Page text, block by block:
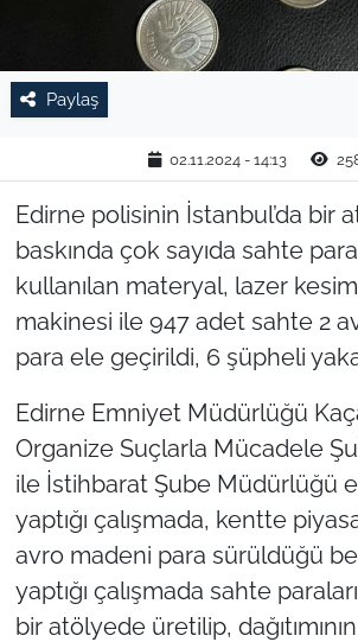
Paylaş
02.11.2024 - 14:13
Edirne polisinin İstanbul’da bir
baskında çok sayıda sahte para
kullanılan materyal, lazer
makinesi ile 947 adet sahte 2
para ele geçirildi, 6 şüpheli
Edirne Emniyet Müdürlüğü
Organize Suçlarla Mücadele
ile İstihbarat Şube Müdürlüğü
yaptığı çalışmada, kentte
avro madeni para sürüldüğü
yaptığı çalışmada sahte
bir atölyede üretilip, dağıtımının
KÜLTÜR SANAT
RESMİ İLAN
SPOR
YAŞAM
EDİRNE
TEKİRDAĞ
KIRKLARELİ
ÇANAKKALE
TÜRKİYE
Bölge